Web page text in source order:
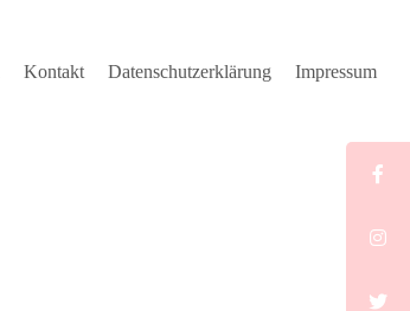
Kontakt Datenschutzerklärung Impressum